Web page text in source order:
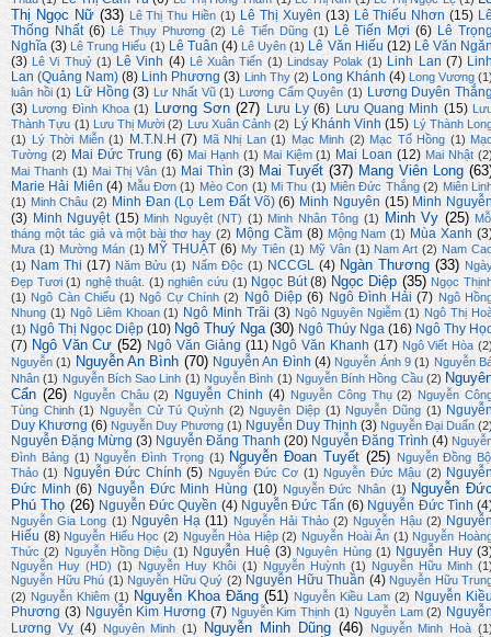
Thị Ngọc Nữ (33) Lê Thị Thu Hiền (1) Lê Thị Xuyên (13) Lê Thiếu Nhơn (15)
Thống Nhất (6) Lê Thụy Phương (2) Lê Tiến Dũng (1) Lê Tiến Mợi (6) Lê
Nghĩa (3) Lê Trung Hiếu (1) Lê Tuân (4) Lê Uyên (1) Lê Văn Hiếu (12) Lê Văn
(3) Lê Vi Thuỷ (1) Lê Vinh (4) Lê Xuân Tiến (1) Lindsay Polak (1) Linh Lan (7)
Lan (Quảng Nam) (8) Linh Phương (3) Linh Thy (2) Long Khánh (4) Long Vương
luân hồi (1) Lữ Hồng (3) Lư Nhất Vũ (1) Lương Cẩm Quyên (1) Lương Duyên
(3) Lương Đình Khoa (1) Lương Sơn (27) Lưu Ly (6) Lưu Quang Minh (15)
Thành Tựu (1) Lưu Thị Mười (2) Lưu Xuân Cảnh (2) Lý Khánh Vinh (15) Lý Thành
(1)
Lý Thời Miễn (1) M.T.N.H (7) Mã Nhị Lan (1) Mạc Minh (2) Mạc Tố Hồng (1)
Tường (2) Mai Đức Trung (6) Mai Hạnh (1) Mai Kiệm (1) Mai Loan (12) Mai Nhật
Mai Thanh (1) Mai Thị Vân (1) Mai Thìn (3) Mai Tuyết (37) Mang Viên Long
Marie Hải Miên (4) Mẫu Đơn (1) Mèo Con (1) Mi Thu (1) Miên Đức Thắng (2) Miên
(1) Minh Châu (2) Minh Đan (Lọ Lem Đất Võ) (6) Minh Nguyên (15) Minh
(3) Minh Nguyệt (15) Minh Nguyệt (NT) (1) Minh Nhân Tông (1) Minh Vy (25)
tháng một tác giả và một bài thơ hay (2) Mộng Cầm (8) Mộng Nam (1) Mùa Xanh
Mưa (1) Mường Mán (1) MỸ THUẬT (6) My Tiên (1) Mỹ Vân (1) Nam Art (2) Nam
(1) Nam Thi (17) Năm Bửu (1) Nấm Độc (1) NCCGL (4) Ngàn Thương (33)
Đẹp Tươi (1) nghệ thuật. (1) nghiên cứu (1) Ngọc Bút (8) Ngọc Diệp (35) Ngọc
(1) Ngô Càn Chiểu (1) Ngô Cự Chính (2) Ngô Diệp (6) Ngô Đình Hải (7) Ngô
Nhung (1) Ngô Liêm Khoan (1) Ngô Minh Trãi (3) Ngô Nguyên Ngiễm (1) Ngô Thị
(1) Ngô Thị Ngọc Diệp (10) Ngô Thuý Nga (30) Ngô Thúy Nga (16) Ngô Thy
(7) Ngô Văn Cư (52) Ngô Văn Giảng (11) Ngô Văn Khanh (17) Ngô Viết Hòa
Nguyễn (1) Nguyễn An Bình (70) Nguyễn An Đình (4) Nguyễn Ánh 9 (1) Nguyễn
Nhân (1) Nguyễn Bích Sao Linh (1) Nguyễn Bình (1) Nguyễn Bính Hồng Cầu (2)
Cẩn (26) Nguyễn Châu (2) Nguyễn Chinh (4) Nguyễn Công Thụ (2) Nguyễn
Tùng Chinh (1) Nguyễn Cử Tú Quỳnh (2) Nguyên Diệp (1) Nguyễn Dũng (1)
Duy Khương (6) Nguyễn Duy Phương (1) Nguyễn Duy Thịnh (3) Nguyễn Đại Duẩn
Nguyễn Đặng Mừng (3) Nguyễn Đăng Thanh (20) Nguyễn Đăng Trình (4)
Đình Bảng (1) Nguyễn Đình Trọng (1) Nguyễn Đoan Tuyết (25)
Nguyễn Đồng
Thảo (1) Nguyễn Đức Chính (5) Nguyễn Đức Cơ (1) Nguyễn Đức Mậu (2)
Đức Minh (6) Nguyễn Đức Minh Hùng (10) Nguyễn Đức Nhân (1) Nguyễn
Phú Thọ (26) Nguyễn Đức Quyền (4) Nguyễn Đức Tấn (6) Nguyễn Đức Tình
Nguyễn Gia Long (1) Nguyên Hạ (11) Nguyễn Hải Thảo (2) Nguyễn Hậu (2)
Hiếu (8) Nguyễn Hiếu Học (2) Nguyễn Hòa Hiệp (2) Nguyễn Hoài Ân (1) Nguyễn
Thức (2) Nguyễn Hồng Diệu (1) Nguyễn Huệ (3) Nguyên Hùng (1) Nguyễn Huy
Nguyễn Huy (HD) (1) Nguyễn Huy Khôi (1) Nguyễn Huỳnh (1) Nguyễn Hữu Minh
Nguyễn Hữu Phú (1) Nguyễn Hữu Quý (2) Nguyễn Hữu Thuần (4) Nguyễn Hữu
(2) Nguyễn Khiêm (1) Nguyễn Khoa Đăng (51) Nguyễn Kiều Lam (2) Nguyễn
Phương (3) Nguyễn Kim Hương (7) Nguyễn Kim Thịnh (1) Nguyễn Lam (2)
Lương Vỵ (4) Nguyên Minh (1) Nguyễn Minh Dũng (46) Nguyễn Minh Hoà